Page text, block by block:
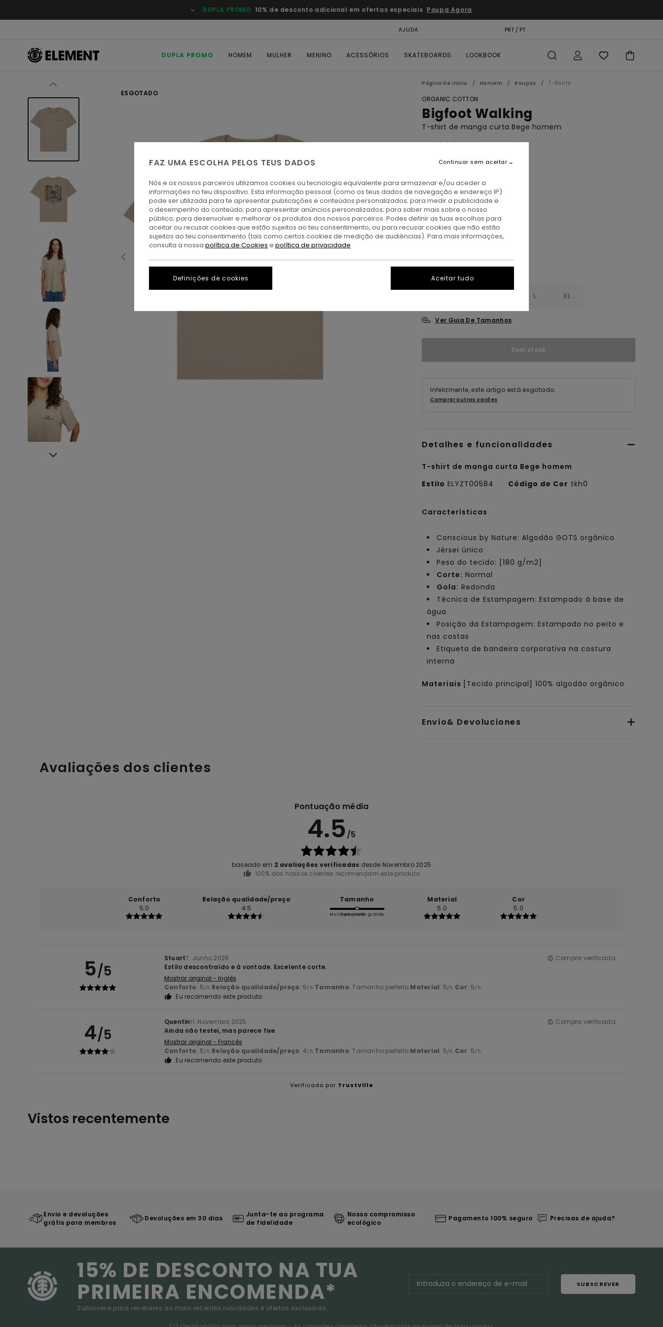
a
DUPLA PROMO 10% de desconto adicional em ofertas especiais Poupa Agora
AJUDA PRT / PT
DUPLA PROMO HOMEM MULHER MENINO ACESSÓRIOS SKATEBOARDS LOOKBOOK
ESGOTADO
Página De Início Homem Roupas T-Shirts
ORGANIC COTTON
Bigfoot Walking
T-shirt de manga curta Bege homem
4.5
ECO-BONUS
DUPLA PROMO 10% EXTRA
CorAluminum
L XL
Ver Guia De Tamanhos
Sem stock
Infelizmente, este artigo está esgotado.
Comprar outras opções
Detalhes e funcionalidades
T-shirt de manga curta Bege homem
Estilo ELYZT00584 Código de Cor tkh0
Características
Conscious by Nature: Algodão GOTS orgânico
Jérsei único
Peso do tecido: [180 g/m2]
Corte: Normal
Gola: Redonda
Técnica de Estampagem: Estampado à base de
água
Posição da Estampagem: Estampado no peito e
nas costas
Etiqueta de bandeira corporativa na costura
interna
Materiais [Tecido principal] 100% algodão orgânico
Envio& Devoluciones
Avaliações dos clientes
Pontuação média
4.5 /5
baseado em 2 avaliações verificadas desde Novembro 2025
100% dos nossos clientes recomendam este produto
Conforto
5.0
Relação qualidade/preço
4.5
Tamanho
Muito pequeno
Demasiado grande
Material
5.0
Cor
5.0
5/5
Stuart7. Junho 2026
Compra verificada
Estilo descontraído e à vontade. Excelente corte.
Mostrar original - Inglês
Conforto: 5/5 Relação qualidade/preço: 5/5 Tamanho: Tamanho perfeito Material: 5/5 Cor: 5/5
Eu recomendo este produto
4/5
Quentin11. Novembro 2025
Compra verificada
Ainda não testei, mas parece fixe
Mostrar original - Francês
Conforto: 5/5 Relação qualidade/preço: 4/5 Tamanho: Tamanho perfeito Material: 5/5 Cor: 5/5
Eu recomendo este produto
Verificado por TrustVille
Vistos recentemente
Envio e devoluções
grátis para membros
Devoluções em 30 dias
Junta-te ao programa
de fidelidade
Nosso compromisso
ecológico
Pagamento 100% seguro Precisas de ajuda?
15% DE DESCONTO NA TUA
PRIMEIRA ENCOMENDA*
Subscreve para receberes as mais recentes novidades e ofertas exclusivas.
SUBSCREVER
FAZ UMA ESCOLHA PELOS TEUS DADOS
Nós e os nossos parceiros utilizamos cookies ou tecnologia equivalente para armazenar e/ou aceder a
informações no teu dispositivo. Esta informação pessoal (como os teus dados de navegação e endereço IP)
pode ser utilizada para te apresentar publicações e conteúdos personalizados; para medir a publicidade e
o desempenho do conteúdo; para apresentar anúncios personalizados; para saber mais sobre o nosso
público; para desenvolver e melhorar os produtos dos nossos parceiros. Podes definir as tuas escolhas para
aceitar ou recusar cookies que estão sujeitos ao teu consentimento, ou para recusar cookies que não estão
sujeitos ao teu consentimento (tais como certos cookies de medição de audiências). Para mais informações,
consulta a nossa política de Cookies e política de privacidade
Definições de cookies
Continuar sem aceitar
Aceitar tudo